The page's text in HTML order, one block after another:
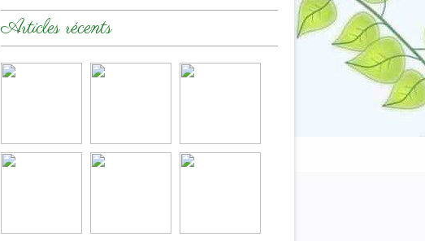
Articles récents